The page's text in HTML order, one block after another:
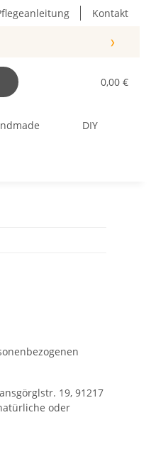
Kontakt
›
0,00 €
DIY
19, 91217
oder